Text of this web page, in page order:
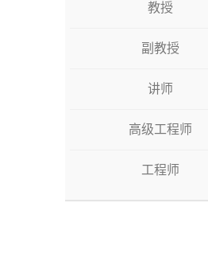
教授
副教授
讲师
高级工程师
工程师